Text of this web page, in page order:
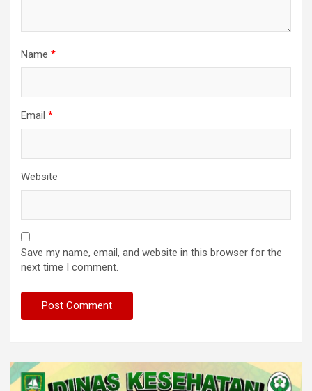
Name *
Email *
Website
Save my name, email, and website in this browser for the
next time I comment.